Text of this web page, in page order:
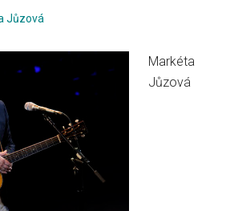
Jůzová
Markéta
Jůzová